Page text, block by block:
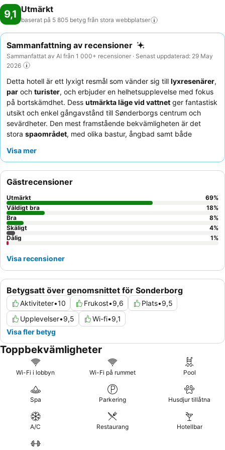
9,1 Utmärkt
baserat på 5 805 betyg från stora webbplatser
Sammanfattning av recensioner
Sammanfattat av AI från 1 000+ recensioner · Senast uppdaterad: 29 May
2026
Detta hotell är ett lyxigt resmål som vänder sig till lyxresenärer,
par och turister, och erbjuder en helhetsupplevelse med fokus
på bortskämdhet. Dess utmärkta läge vid vattnet ger fantastisk
utsikt och enkel gångavstånd till Sønderborgs centrum och
sevärdheter. Den mest framstående bekvämligheten är det
stora spaområdet, med olika bastur, ångbad samt både
berömmer konsekvent den
oförglömlig kulinarisk upplevelse, se till att boka bord på
Syttende, gourmetrestaurangen på sjuttonde våningen, som
erbjuder utsökta rätter och panoramautsikt.
Visa mer
Betygsatt över genomsnittet för Sonderborg
Aktiviteter•10 Frukost•9,6 Plats•9,5
Upplevelser•9,5 Wi-fi•9,1
Visa fler betyg
Gästrecensioner
Utmärkt 69%
Väldigt bra
18%
Bra
8%
Skäligt
4%
Dålig
1%
Visa recensioner
Toppbekvämligheter
Wi-Fi i lobbyn Wi-Fi på rummet Pool
Spa Parkering Husdjur tillåtna
A/C Restaurang Hotellbar